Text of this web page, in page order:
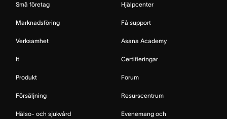
Små företag
Marknadsföring
Verksamhet
It
Produkt
Försäljning
Hälso- och sjukvård
Hjälpcenter
Få support
Asana Academy
Certifieringar
Forum
Resurscentrum
Evenemang och